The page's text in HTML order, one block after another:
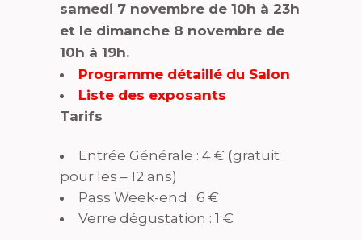
samedi 7 novembre de 10h à 23h
et le dimanche 8 novembre de
10h à 19h.
Programme détaillé du Salon
Liste des exposants
Tarifs
Entrée Générale : 4 € (gratuit
pour les – 12 ans)
Pass Week-end : 6 €
Verre dégustation : 1 €